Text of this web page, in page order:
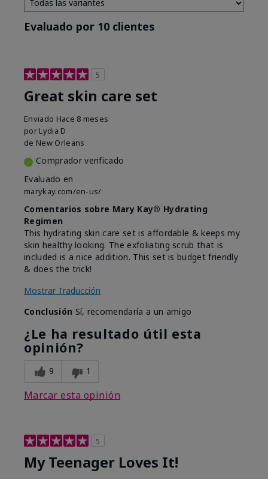
Evaluado por 10 clientes
5
Great skin care set
Enviado Hace 8 meses
por Lydia D
de New Orleans
Comprador verificado
Evaluado en
marykay.com/en-us/
Comentarios sobre Mary Kay® Hydrating
Regimen
This hydrating skin care set is affordable & keeps my
skin healthy looking. The exfoliating scrub that is
included is a nice addition. This set is budget friendly
& does the trick!
Mostrar Traducción
Conclusión Sí, recomendaría a un amigo
¿Le ha resultado útil esta
opinión?
9 1
Marcar esta opinión
5
My Teenager Loves It!